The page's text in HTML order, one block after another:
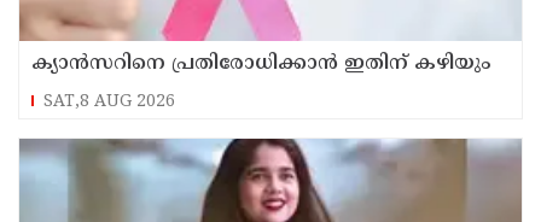
ക്യാൻസറിനെ പ്രതിരോധിക്കാൻ ഇതിന് കഴിയും
SAT,8 AUG 2026